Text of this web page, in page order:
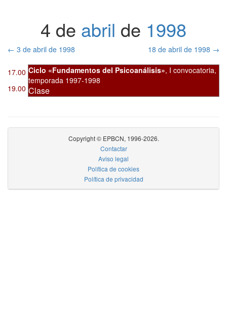
4 de abril de 1998
← 3 de abril de 1998 18 de abril de 1998 →
17.00 Ciclo «Fundamentos del Psicoanálisis», I convocatoria,
temporada 1997-1998
Clase
19.00
Copyright © EPBCN, 1996-2026.
Contactar
Aviso legal
Política de cookies
Política de privacidad